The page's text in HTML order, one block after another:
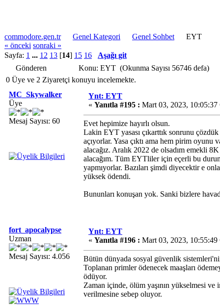
commodore.gen.tr Genel Kategori Genel Sohbet
EYT
« önceki sonraki »
Sayfa: 1 ... 12 13 [14] 15 16
Aşağı git
Gönderen
Konu: EYT (Okunma Sayısı 56746 defa)
0 Üye ve 2 Ziyaretçi konuyu incelemekte.
MC_Skywalker
Üye
Mesaj Sayısı: 60
Ynt: EYT
« Yanıtla #195 : Mart 03, 2023, 10:05:37
Evet hepimize hayırlı olsun.
Lakin EYT yasası çıkarttık sonrunu
açıyorlar. Yasa çıktı ama hem pirim oyunu
alacağız. Aralık 2022 de olsadım emekli
alacağım. Tüm EYTliler için eçerli bu
yapmıyorlar. Bazıları şimdi diyecektir e
yüksek ödendi.
Bununları konuşan yok. Sanki bizlere
fort_apocalypse
Uzman
Mesaj Sayısı: 4.056
Ynt: EYT
« Yanıtla #196 : Mart 03, 2023, 10:55:49
Bütün dünyada sosyal güvenlik
Toplanan primler ödenecek maaşları
ödüyor.
Zaman içinde, ölüm yaşının yükselmesi ve
verilmesine sebep oluyor.